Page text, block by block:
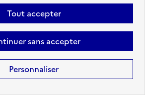
Tout accepter
sans accepter
Personnaliser
1 7 8 9
10
149 Suivant
Aller à la page